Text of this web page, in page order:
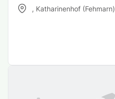
, Katharinenhof (Fehmarn)